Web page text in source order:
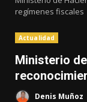
regímenes fiscales
Actualidad
Ministerio
Denis Muñoz